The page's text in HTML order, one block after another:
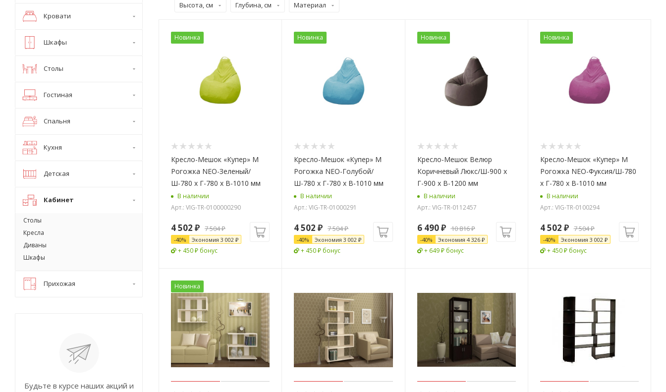
Высота, см Глубина, см Материал
Новинка
Кресло-Мешок «Купер» M
Рогожка NEO-Зеленый/
Ш-780 x Г-780 х В-1010 мм
В наличии
Арт.: VIG-TR-0100000290
4 502 ₽ 7 504₽
-40% Экономия 3 002 ₽
+ 450 ₽ бонус
Новинка
Кресло-Мешок «Купер» M
Рогожка NEO-Голубой/
Ш-780 x Г-780 х В-1010 мм
В наличии
Арт.: VIG-TR-01000291
4 502 ₽ 7 504₽
-40% Экономия 3 002 ₽
+ 450 ₽ бонус
Новинка
Кресло-Мешок Велюр
Коричневый Люкс/Ш-900 x
Г-900 х В-1200 мм
В наличии
Арт.: VIG-TR-0112457
6 490₽ 10 816₽
-40% Экономия 4 326₽
+ 649 ₽ бонус
Новинка
Кресло-Мешок «Купер» M
Рогожка NEO-Фуксия/Ш-780
x Г-780 х В-1010 мм
В наличии
Арт.: VIG-TR-0100294
4 502 ₽ 7 504₽
-40% Экономия 3 002₽
+ 450 ₽ бонус
Новинка
Кровати
Шкафы
Столы
Гостиная
Спальня
Кухня
Детская
Кабинет
Столы
Кресла
Диваны
Шкафы
Прихожая
Будьте в курсе наших акций и